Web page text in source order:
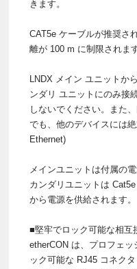
きます。
CAT5e ケーブルが推奨さ
離が 100 m に制限されます
LNDX メイン ユニットか
ンダリ ユニットにのみ接
しないでください。また
でも、他のデバイスには
Ethernet)
メインユニットは付属の
カンダリユニットは
から電源を供給されます。
■堅牢でロック可能な相互
etherCON は、プロフェ
ック可能な RJ45 コネク